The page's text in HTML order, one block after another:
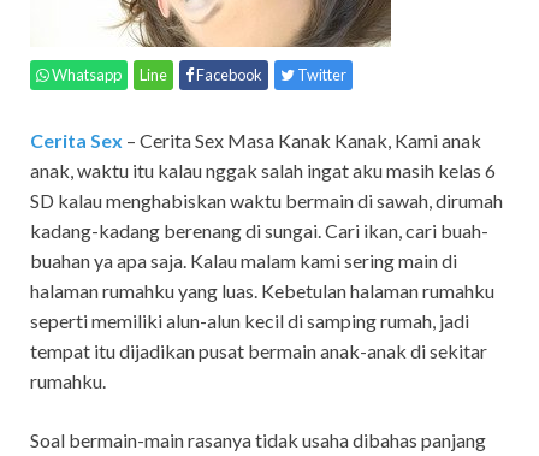
Whatsapp Line Facebook Twitter
Cerita Sex – Cerita Sex Masa Kanak Kanak, Kami anak
anak, waktu itu kalau nggak salah ingat aku masih kelas 6
SD kalau menghabiskan waktu bermain di sawah, dirumah
kadang-kadang berenang di sungai. Cari ikan, cari buah-
buahan ya apa saja. Kalau malam kami sering main di
halaman rumahku yang luas. Kebetulan halaman rumahku
seperti memiliki alun-alun kecil di samping rumah, jadi
tempat itu dijadikan pusat bermain anak-anak di sekitar
rumahku.
Soal bermain-main rasanya tidak usaha dibahas panjang